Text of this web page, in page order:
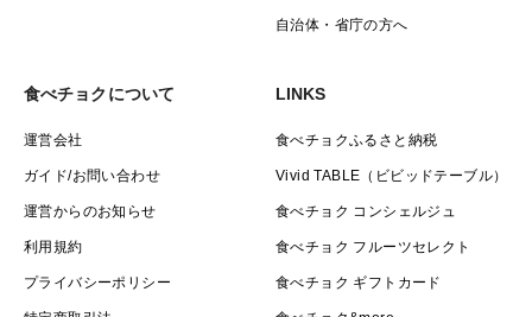
で当農園では夜の間に水分、甘み、栄養を取り戻し蓄え
に早朝に収穫します。選別後はすぐに冷蔵して、旨味を
甘みが強く、はらぺこ畑自慢の「ドルチェドリーム」を
ぜひ一度ご賞味下さい！
▼注文に際しての注意点（配送方法や納期指定など）
自治体・省庁の方へ
食べチョクについて
運営会社
ガイド/お問い合わせ
運営からのお知らせ
利用規約
プライバシーポリシー
LINKS
食べチョクふるさと納税
Vivid TABLE（ビビッドテーブル）
食べチョク コンシェルジュ
食べチョク フルーツセレクト
食べチョク ギフトカード